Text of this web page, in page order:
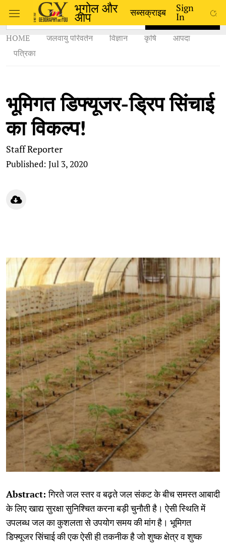
भूगोल और
आप सब्सक्राइब Sign
In
SEARCH
HOME जलवायु परिवर्तन विज्ञान कृषि
आपदा
पत्रिका
भूमिगत डिफ्यूजर-ड्रिप सिंचाई
का विकल्प!
Staff Reporter
Published: Jul 3, 2020
Abstract: गिरते जल स्तर व बढ़ते जल संकट के बीच समस्त आबादी
के लिए खाद्य सुरक्षा सुनिश्चित करना बड़ी चुनौती है। ऐसी स्थिति में
उपलब्ध जल का कुशलता से उपयोग समय की मांग है। भूमिगत
डिफ्यूजर सिंचाई की एक ऐसी ही तकनीक है जो शुष्क क्षेत्र व शुष्क